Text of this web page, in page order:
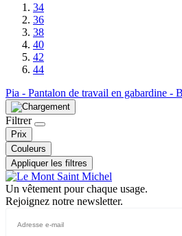
34
36
38
40
42
44
Pia - Pantalon de travail en gabardine -
Filtrer
Prix
Couleurs
Appliquer les filtres
Un vêtement pour chaque usage.
Rejoignez notre newsletter.